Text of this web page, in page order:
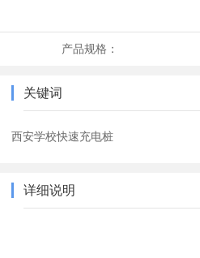
产品规格：
关键词
西安学校快速充电桩
详细说明